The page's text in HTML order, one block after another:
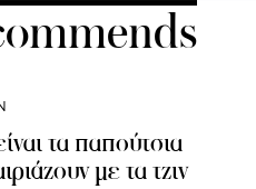
τα παπούτσια
με τα τζιν